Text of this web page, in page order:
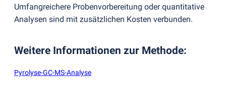
Umfangreichere Probenvorbereitung oder quantitative
Analysen sind mit zusätzlichen Kosten verbunden.
Weitere Informationen zur Methode:
Pyrolyse-GC-MS-Analyse